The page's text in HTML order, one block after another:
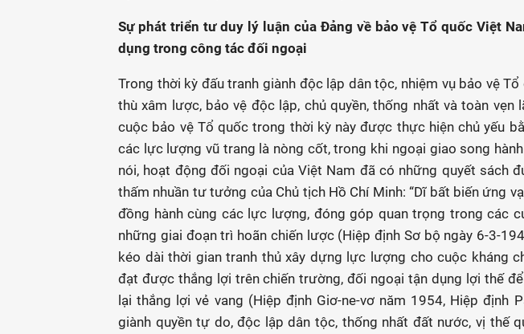
Sự phát triển tư duy lý luận của Đảng về bảo vệ Tổ quốc Việt
dụng trong công tác đối ngoại
Trong thời kỳ đấu tranh giành độc lập dân tộc, nhiệm vụ bảo vệ
thù xâm lược, bảo vệ độc lập, chủ quyền, thống nhất và toàn vẹn
cuộc bảo vệ Tổ quốc trong thời kỳ này được thực hiện chủ yếu
các lực lượng vũ trang là nòng cốt, trong khi ngoại giao song
nói, hoạt động đối ngoại của Việt Nam đã có những quyết sách
thấm nhuần tư tưởng của Chủ tịch Hồ Chí Minh: “Dĩ bất biến ứng
đồng hành cùng các lực lượng, đóng góp quan trọng trong các
những giai đoạn trì hoãn chiến lược (Hiệp định Sơ bộ ngày 6-3-
kéo dài thời gian tranh thủ xây dựng lực lượng cho cuộc kháng
đạt được thắng lợi trên chiến trường, đối ngoại tận dụng lợi thế
lại thắng lợi vẻ vang (Hiệp định Giơ-ne-vơ năm 1954, Hiệp định
giành quyền tự do, độc lập dân tộc, thống nhất đất nước, vị thế